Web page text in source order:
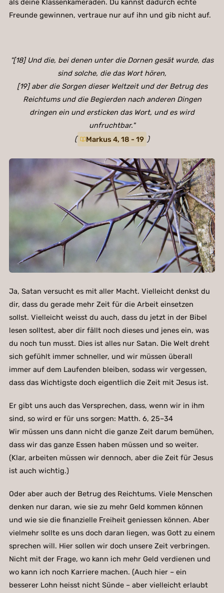
als deine Klassenkameraden. Du kannst dadurch echte
Freunde gewinnen, vertraue nur auf ihn und gib nicht auf.
"[18] Und die, bei denen unter die Dornen gesät wurde, das
sind solche, die das Wort hören,
[19] aber die Sorgen dieser Weltzeit und der Betrug des
Reichtums und die Begierden nach anderen Dingen
dringen ein und ersticken das Wort, und es wird
unfruchtbar."
(
Markus 4, 18 - 19 )
Ja, Satan versucht es mit aller Macht. Vielleicht denkst du
dir, dass du gerade mehr Zeit für die Arbeit einsetzen
sollst. Vielleicht weisst du auch, dass du jetzt in der Bibel
lesen solltest, aber dir fällt noch dieses und jenes ein, was
du noch tun musst. Dies ist alles nur Satan. Die Welt dreht
sich gefühlt immer schneller, und wir müssen überall
immer auf dem Laufenden bleiben, sodass wir vergessen,
dass das Wichtigste doch eigentlich die Zeit mit Jesus ist.
Er gibt uns auch das Versprechen, dass, wenn wir in ihm
sind, so wird er für uns sorgen: Matth. 6, 25–34
Wir müssen uns dann nicht die ganze Zeit darum bemühen,
dass wir das ganze Essen haben müssen und so weiter.
(Klar, arbeiten müssen wir dennoch, aber die Zeit für Jesus
ist auch wichtig.)
Oder aber auch der Betrug des Reichtums. Viele Menschen
denken nur daran, wie sie zu mehr Geld kommen können
und wie sie die finanzielle Freiheit geniessen können. Aber
vielmehr sollte es uns doch daran liegen, was Gott zu einem
sprechen will. Hier sollen wir doch unsere Zeit verbringen.
Nicht mit der Frage, wo kann ich mehr Geld verdienen und
wo kann ich noch Karriere machen. (Auch hier – ein
besserer Lohn heisst nicht Sünde – aber vielleicht erlaubt